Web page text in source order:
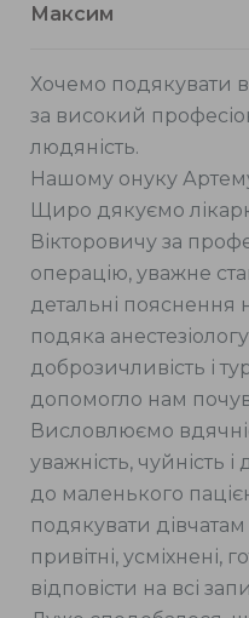
Максим
Хочемо подякувати
за високий
людяність.
Нашому онуку
Щиро дякуємо
Вікторовичу за
операцію, уважне
детальні пояснення
подяка
доброзичливість і
допомогло нам
Висловлюємо
уважність, чуйність
до маленького
подякувати
привітні, усміхнені,
відповісти на всі